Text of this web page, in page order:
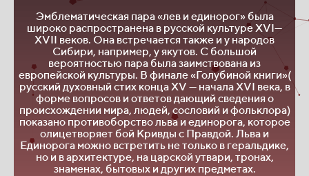
Эмблематическая пара «лев и единорог» была
широко распространена в русской культуре XVI—
XVII веков. Она встречается также и у народов
Сибири, например, у якутов. С большой
вероятностью пара была заимствована из
европейской культуры. В финале «Голубиной книги»(
русский духовный стих конца XV — начала XVI века, в
форме вопросов и ответов дающий сведения о
происхождении мира, людей, сословий и фольклора)
показано противоборство льва и единорога, которое
олицетворяет бой Кривды с Правдой. Льва и
Единорога можно встретить не только в геральдике,
но и в архитектуре, на царской утвари, тронах,
знаменах, бытовых и других предметах.